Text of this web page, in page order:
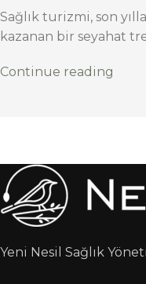
Sağlık turizmi, son
kazanan bir seyahat
Continue reading
Yeni Nesil Sağlık